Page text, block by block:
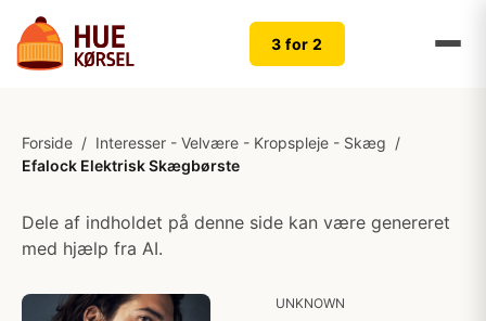
3 for 2
Forside / Interesser - Velvære - Kropspleje - Skæg /
Efalock Elektrisk Skægbørste
Dele af indholdet på denne side kan være genereret
med hjælp fra AI.
UNKNOWN